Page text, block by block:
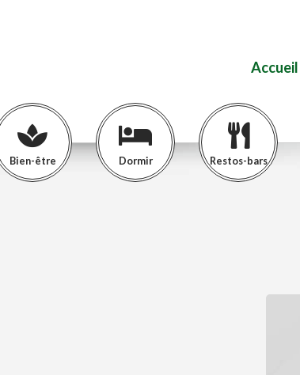
Accueil
Bien-être Dormir Restos-bars